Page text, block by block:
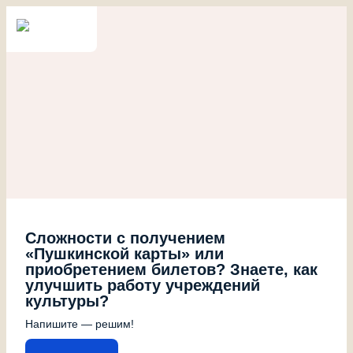
Сложности с получением
«Пушкинской карты» или
приобретением билетов? Знаете, как
улучшить работу учреждений
культуры?
Напишите — решим!